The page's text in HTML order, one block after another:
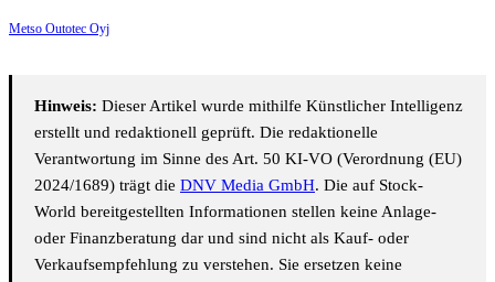
Metso Outotec Oyj
Hinweis: Dieser Artikel wurde mithilfe Künstlicher Intelligenz
erstellt und redaktionell geprüft. Die redaktionelle
Verantwortung im Sinne des Art. 50 KI-VO (Verordnung (EU)
2024/1689) trägt die DNV Media GmbH. Die auf Stock-
World bereitgestellten Informationen stellen keine Anlage-
oder Finanzberatung dar und sind nicht als Kauf- oder
Verkaufsempfehlung zu verstehen. Sie ersetzen keine